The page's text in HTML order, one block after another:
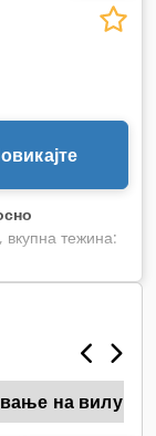
, вкупна тежина:
23.000 кг,
на